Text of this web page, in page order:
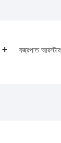
বজ্রপাত আরস্টার